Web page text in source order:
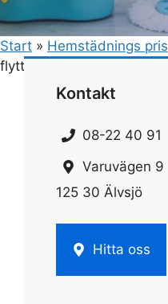
Start » Hemstädnings pris
flyttstädning
Kontakt
08-22 40 91
Varuvägen 9
125 30 Älvsjö
Hitta oss